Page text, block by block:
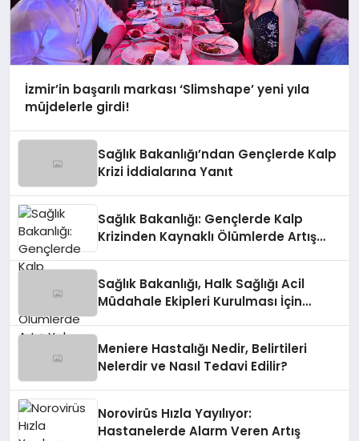
İzmir’in başarılı markası ‘Slimshape’ yeni yıla
müjdelerle girdi!
Sağlık Bakanlığı’ndan Gençlerde Kalp
Krizi İddialarına Yanıt
Sağlık Bakanlığı: Gençlerde Kalp
Krizinden Kaynaklı Ölümlerde Artış
Sağlık Bakanlığı, Halk Sağlığı Acil
Müdahale Ekipleri Kurulması İçin
Meniere Hastalığı Nedir, Belirtileri
Nelerdir ve Nasıl Tedavi Edilir?
Norovirüs Hızla Yayılıyor:
Hastanelerde Alarm Veren Artış